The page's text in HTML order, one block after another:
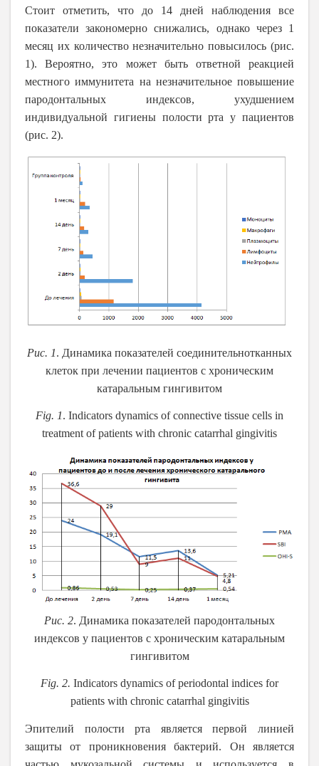
Стоит отметить, что до 14 дней наблюдения все
показатели закономерно снижались, однако через 1
месяц их количество незначительно повысилось (рис.
1). Вероятно, это может быть ответной реакцией
местного иммунитета на незначительное повышение
пародонтальных индексов, ухудшением
индивидуальной гигиены полости рта у пациентов
(рис. 2).
Рис. 1. Динамика показателей соединительнотканных
клеток при лечении пациентов с хроническим
катаральным гингивитом
Fig. 1. Indicators dynamics of connective tissue cells in
treatment of patients with chronic catarrhal gingivitis
Рис. 2. Динамика показателей пародонтальных
индексов у пациентов с хроническим катаральным
гингивитом
Fig. 2. Indicators dynamics of periodontal indices for
patients with chronic catarrhal gingivitis
Эпителий полости рта является первой линией
защиты от проникновения бактерий. Он является